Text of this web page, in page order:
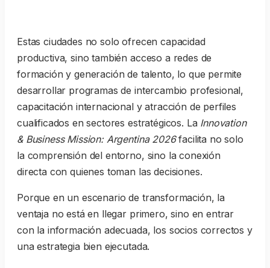
Estas ciudades no solo ofrecen capacidad
productiva, sino también acceso a redes de
formación y generación de talento, lo que permite
desarrollar programas de intercambio profesional,
capacitación internacional y atracción de perfiles
cualificados en sectores estratégicos. La Innovation
& Business Mission: Argentina 2026facilita no solo
la comprensión del entorno, sino la conexión
directa con quienes toman las decisiones.
Porque en un escenario de transformación, la
ventaja no está en llegar primero, sino en entrar
con la información adecuada, los socios correctos y
una estrategia bien ejecutada.